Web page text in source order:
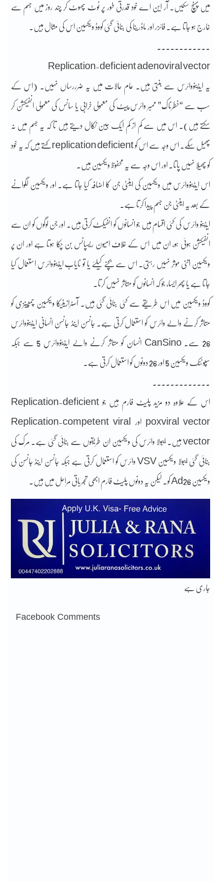
میں پہنچ سکیں۔ آر این اے خود قدرتی طور پر ٹوٹ پھوٹ کر چند روز میں جسم سے
خارج ہو جاتا ہے۔ فائزر اور ماڈرینا کی بنائی گئی کووڈ ویکسین اس کی مثال ہیں۔
Replication-deficient adenoviral vector
یہ ایڈینووائرس سے بنتی ہیں۔ عام حالات میں یہ ضرررساں نہیں۔ (اس کے
سب سے “خطرناک” ممبر وائرس پیٹ کی معمولی خرابی یا سانس کی معمولی انفیکشن کر
سکتے ہیں)۔ اس میں سے کم از کم ایک جین نکال دیتے ہیں تا کہ یہ جسم میں نہ
پھیل سکے۔ اس وجہ سے اس کو replication deficient کہتے ہیں کہ یہ خود
کو پھیلا نہیں پاتا۔ اور اس وجہ سے یہ محفوظ ویکسین ہیں۔
اس ایڈینووائرس میں ویکسین کی اینٹی جن کا اضافہ کیا جاتا ہے۔ اور ویکسین لگوانے
کے بعد یہ اینٹی جن جسم پیدا کرتا ہے۔
ایڈینو وائرس کی کئی اقسام ہیں جو انسانوں کو انفیکٹ کرتی ہیں۔ اور جن لوگوں کو ان سے
انفیکشن ہوئی ہو، ان میں اس کے خلاف امیون ریسپانس بن چکا ہوتا ہے اور ان پر
ویکسین اتنی موثر نہیں رہتی۔ اس سے بچنے کیلئے یا تو نایاب ایڈینووائرس استعمال کیا
جاتا ہے یا پھر ایسا، جو کہ انسانوں کو متاثر نہیں کرتا۔
کووڈ ویکسین میں اس طریقے سے کئی بنائی گئی ہیں۔ آسٹرازینیکا ویکسین چمپینزی کو
متاثر کرنے والے وائرس کو استعمال کرتی ہے۔ جانسن اینڈ جانسن انسانی ایڈینووائرس
26 سے۔ CanSino انسان کو متاثر کرنے والے ایڈینووائرس 5 سے جبکہ
سپوٹنک ویکسین 5 اور 26 دونوں کو استعمال کرتی ہے۔
اس کے علاوہ دو مزید پلیٹ فارم ہیں جو Replication-deficient
poxviral vector اور Replication-competent viral
vector ہیں۔ ایبولا وائرس کی ویکسین ان طریقوں سے بنائی گئی ہے۔ مرک کی
بنائی گئی ایبولا ویکسین VSV وائرس کو استعمال کرتی ہے جبکہ جانسن اینڈ جانسن کی
ویکسین Ad26 کو۔ لیکن یہ دونوں پلیٹ فارم ابھی تجرباتی مراحل میں ہیں۔
جاری ہے
Facebook Comments